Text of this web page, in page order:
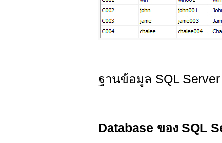
ฐานข้อมูล SQL
Database ของ SQL